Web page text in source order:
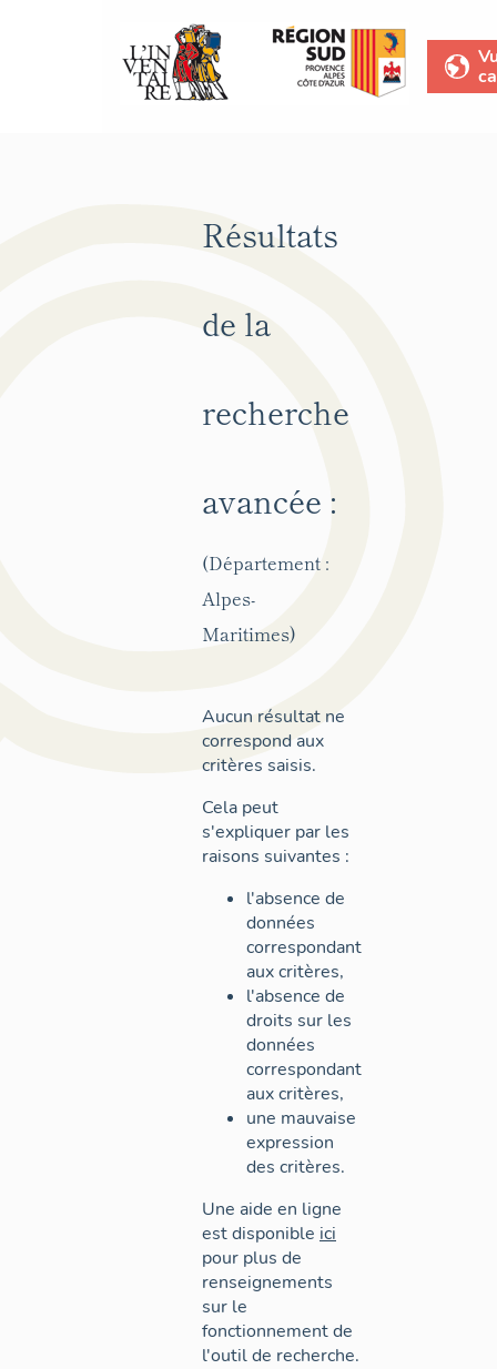
Résultats
de la
recherche
avancée :
(Département :
Alpes-
Maritimes)
Aucun résultat ne
correspond aux
critères saisis.
Cela peut
s'expliquer par les
raisons suivantes :
l'absence de
données
correspondant
aux critères,
l'absence de
droits sur les
données
correspondant
aux critères,
une mauvaise
expression
des critères.
Une aide en ligne
est disponible ici
pour plus de
renseignements
sur le
fonctionnement de
l'outil de recherche.